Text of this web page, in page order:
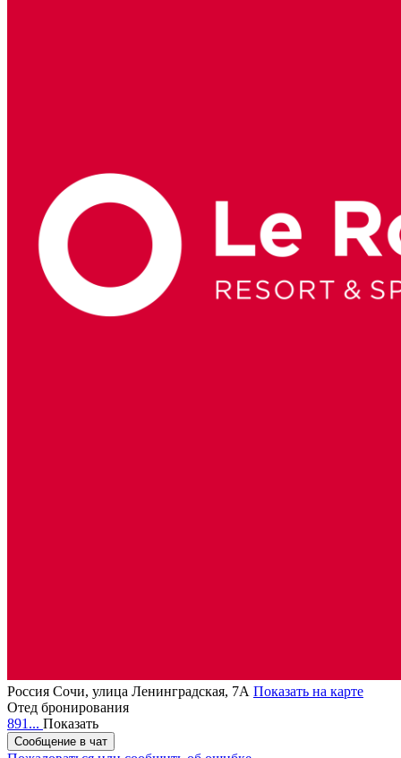
Россия Сочи, улица Ленинградская, 7А Показать на карте
Отед бронирования
891... Показать
Сообщение в чат